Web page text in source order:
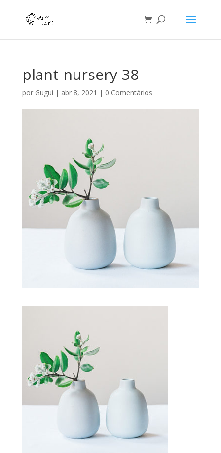
plant-nursery-38
por Gugui | abr 8, 2021 | 0 Comentários